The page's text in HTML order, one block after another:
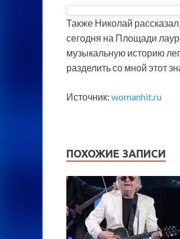
Также Николай
сегодня на Площади
музыкальную историю
разделить со мной этот
Источник: womanhit.ru
ПОХОЖИЕ ЗАПИСИ